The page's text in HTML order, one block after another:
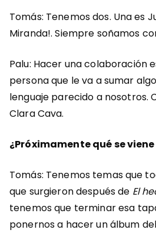
Tomás: Tenemos dos. Una es
Miranda!. Siempre soñamos
Palu: Hacer una colaboración
persona que le va a sumar
lenguaje parecido a nosotros.
Clara Cava.
¿Próximamente qué se
Tomás: Tenemos temas que
que surgieron después de El
tenemos que terminar esa
ponernos a hacer un álbum